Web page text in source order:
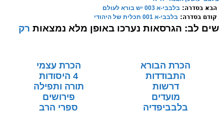
הבא בסדרה: בלבבי-א 003 יש בורא לעולם
קודם בסדרה: בלבבי-א 001 תכלית של היהודי
שים לב: הגרסאות נערכו באופן מלא נמצאות רק
הכרת הבורא
הכרת עצמי
התבודדות
4 היסודות
דרשות
תורה ותפילה
מועדים
פירושים
בלבביפדיה
ספרי הרב